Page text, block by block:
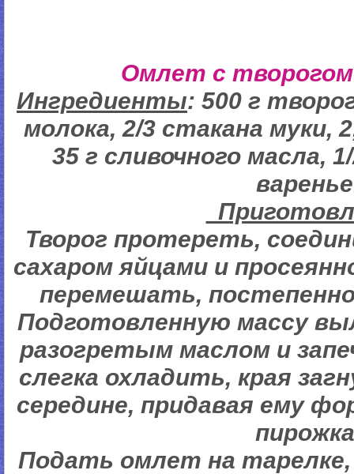
Омлет с
Ингредиенты: 500 г
молока, 2/3 стакана муки,
35 г сливочного масла,
Творог протереть,
сахаром яйцами и
перемешать,
Подготовленную массу
разогретым маслом и
слегка охладить, края
середине, придавая ему
Подать омлет на